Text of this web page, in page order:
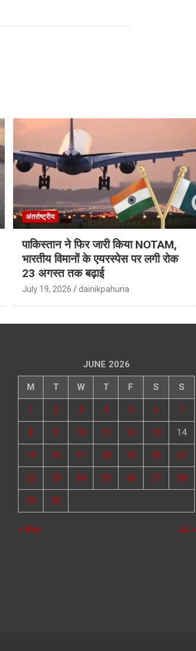
अंतर्राष्ट्रीय
पाकिस्तान ने फिर जारी किया NOTAM,
भारतीय विमानों के एयरस्पेस पर लगी रोक
23 अगस्त तक बढ़ाई
July 19, 2026 dainikpahuna
JUNE 2026
M T W T F S S
1 2 3 4 5 6 7
8 9 10 11 12 13 14
15 16 17 18 19 20 21
22 23 24 25 26 27 28
29 30
« May Jul »